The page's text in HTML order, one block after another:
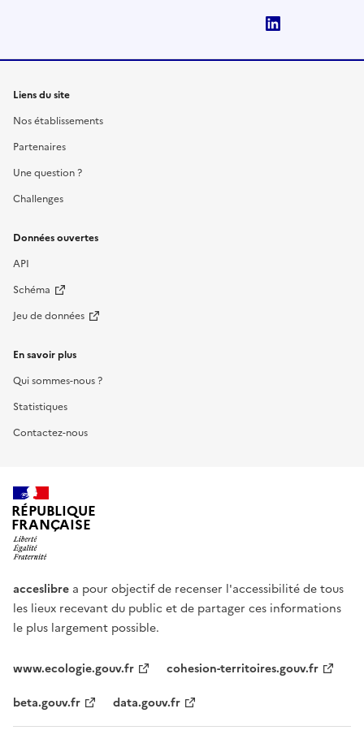
Liens du site
Nos établissements
Partenaires
Une question ?
Challenges
Données ouvertes
API
Schéma
Jeu de données
En savoir plus
Qui sommes-nous ?
Statistiques
Contactez-nous
RÉPUBLIQUE
FRANÇAISE
acceslibre a pour objectif de recenser l'accessibilité de tous
les lieux recevant du public et de partager ces informations
le plus largement possible.
www.ecologie.gouv.fr
cohesion-territoires.gouv.fr
beta.gouv.fr
data.gouv.fr